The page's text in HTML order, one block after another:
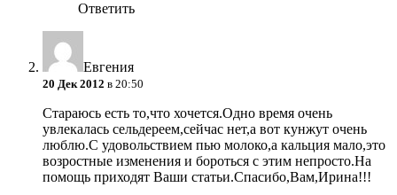
Ответить
Евгения
20 Дек 2012 в 20:50
Стараюсь есть то,что хочется.Одно время очень
увлекалась сельдереем,сейчас нет,а вот кунжут очень
люблю.С удовольствием пью молоко,а кальция мало,это
возростные изменения и бороться с этим непросто.На
помощь приходят Ваши статьи.Спасибо,Вам,Ирина!!!